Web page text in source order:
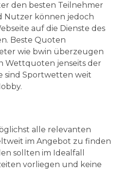
den besten Teilnehmer
Nutzer können jedoch
auf die Dienste des
Beste Quoten
wie bwin überzeugen
Wettquoten jenseits der
sind Sportwetten weit
alle relevanten
im Angebot zu finden
sollten im Idealfall
vorliegen und keine